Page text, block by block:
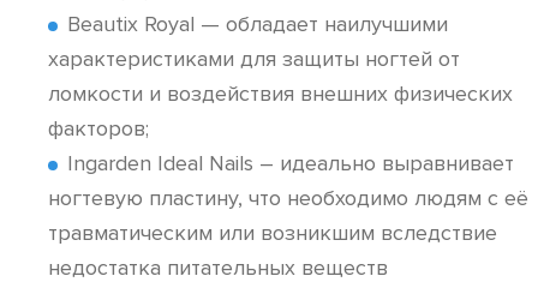
Beautix Royal — обладает наилучшими
характеристиками для защиты ногтей от
ломкости и воздействия внешних физических
факторов;
Ingarden Ideal Nails – идеально выравнивает
ногтевую пластину, что необходимо людям с её
травматическим или возникшим вследствие
недостатка питательных веществ